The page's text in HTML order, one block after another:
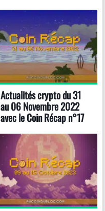
Actualités crypto du 31
au 06 Novembre 2022
avec le Coin Récap n°17